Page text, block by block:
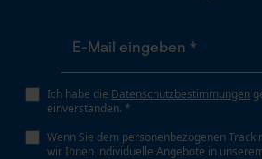
Ich habe die Datenschutzbestimmungen
einverstanden. *
Wenn Sie dem personenbezogenen
wir Ihnen individuelle Angebote in